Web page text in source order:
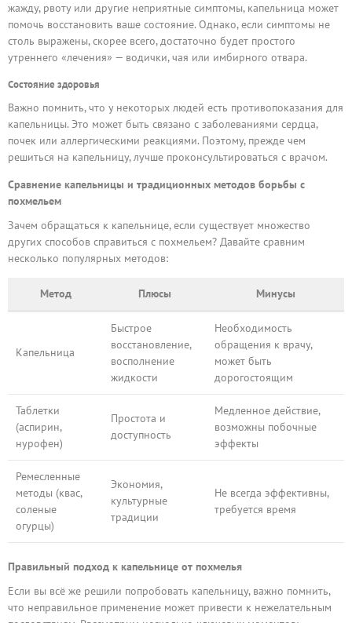
жажду, рвоту или другие неприятные симптомы, капельница может
помочь восстановить ваше состояние. Однако, если симптомы не
столь выражены, скорее всего, достаточно будет простого
утреннего «лечения» — водички, чая или имбирного отвара.
Состояние здоровья
Важно помнить, что у некоторых людей есть противопоказания для
капельницы. Это может быть связано с заболеваниями сердца,
почек или аллергическими реакциями. Поэтому, прежде чем
решиться на капельницу, лучше проконсультироваться с врачом.
Сравнение капельницы и традиционных методов борьбы с
похмельем
Зачем обращаться к капельнице, если существует множество
других способов справиться с похмельем? Давайте сравним
несколько популярных методов:
Метод Плюсы Минусы
Капельница
Быстрое
восстановление,
восполнение
жидкости
Необходимость
обращения к врачу,
может быть
дорогостоящим
Таблетки
(аспирин,
нурофен)
Простота и
доступность
Медленное действие,
возможны побочные
эффекты
Ремесленные
методы (квас,
соленые
огурцы)
Экономия,
культурные
традиции
Не всегда эффективны,
требуется время
Правильный подход к капельнице от похмелья
Если вы всё же решили попробовать капельницу, важно помнить,
что неправильное применение может привести к нежелательным